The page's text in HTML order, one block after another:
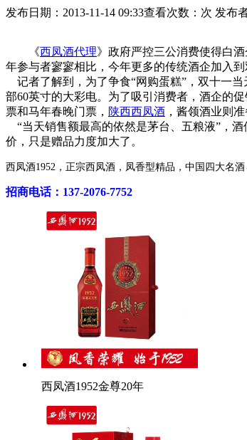
发布日期：2013-11-14 09:33查看次数： 次 发布
《西凤酒代理》政府严控三公消费使得白
年参与者寥寥相比，今年更多的传统酒企加入
记者了解到，为了争食“网购蛋糕”，双十一
部60英寸的大彩电。为了吸引消费者，酒企的
票和马年春晚门票， 陕西西凤酒 ，酱领酒业则准
“当天销售额最高的依然是茅台、五粮液”，
价，只是赠品力度加大了。
西凤酒1952，正宗西凤酒，凤香型精品，中国四大名
招商电话：137-2076-7752
西凤酒1952金尊20年